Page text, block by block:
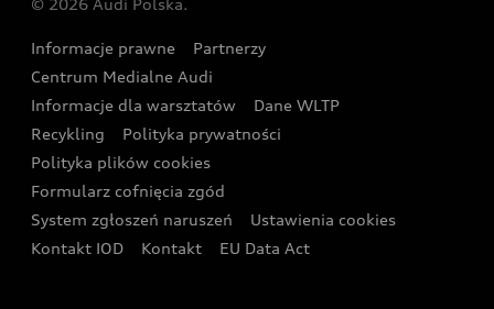
Wyszukaj najbliższego Partnera Audi
Oferta dla przedsiębiorców
Oferta dla klientów prywatnych
Kalkulator rat
Ubezpieczenie
Zasięg
Gwarancja
Akcje serwisowe Audi
Katalog online akcesoriów
Audi i Muzeum Sztuki Nowoczesnej w Warszawie
Audi driving experience
Audi quattro Cup
Audi i Puchar Świata w Skokach Narciarskich w
Zakopanem
© 2026 Audi Polska.
Informacje prawne
Partnerzy
Centrum Medialne Audi
Informacje dla warsztatów
Dane WLTP
Recykling
Polityka prywatności
Polityka plików cookies
Formularz cofnięcia zgód
System zgłoszeń naruszeń
Ustawienia cookies
Kontakt IOD
Kontakt EU Data Act